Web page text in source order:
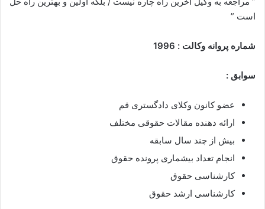
است ”
شماره پروانه وکالت : 1996
سوابق :
عضو کانون وکلای دادگستری قم
ارائه دهنده مقالات حقوقی مختلف
بیش از چند سال سابقه
انجام تعداد بیشماری پرونده حقوق
کارشناسی حقوق
کارشناسی ارشد حقوق